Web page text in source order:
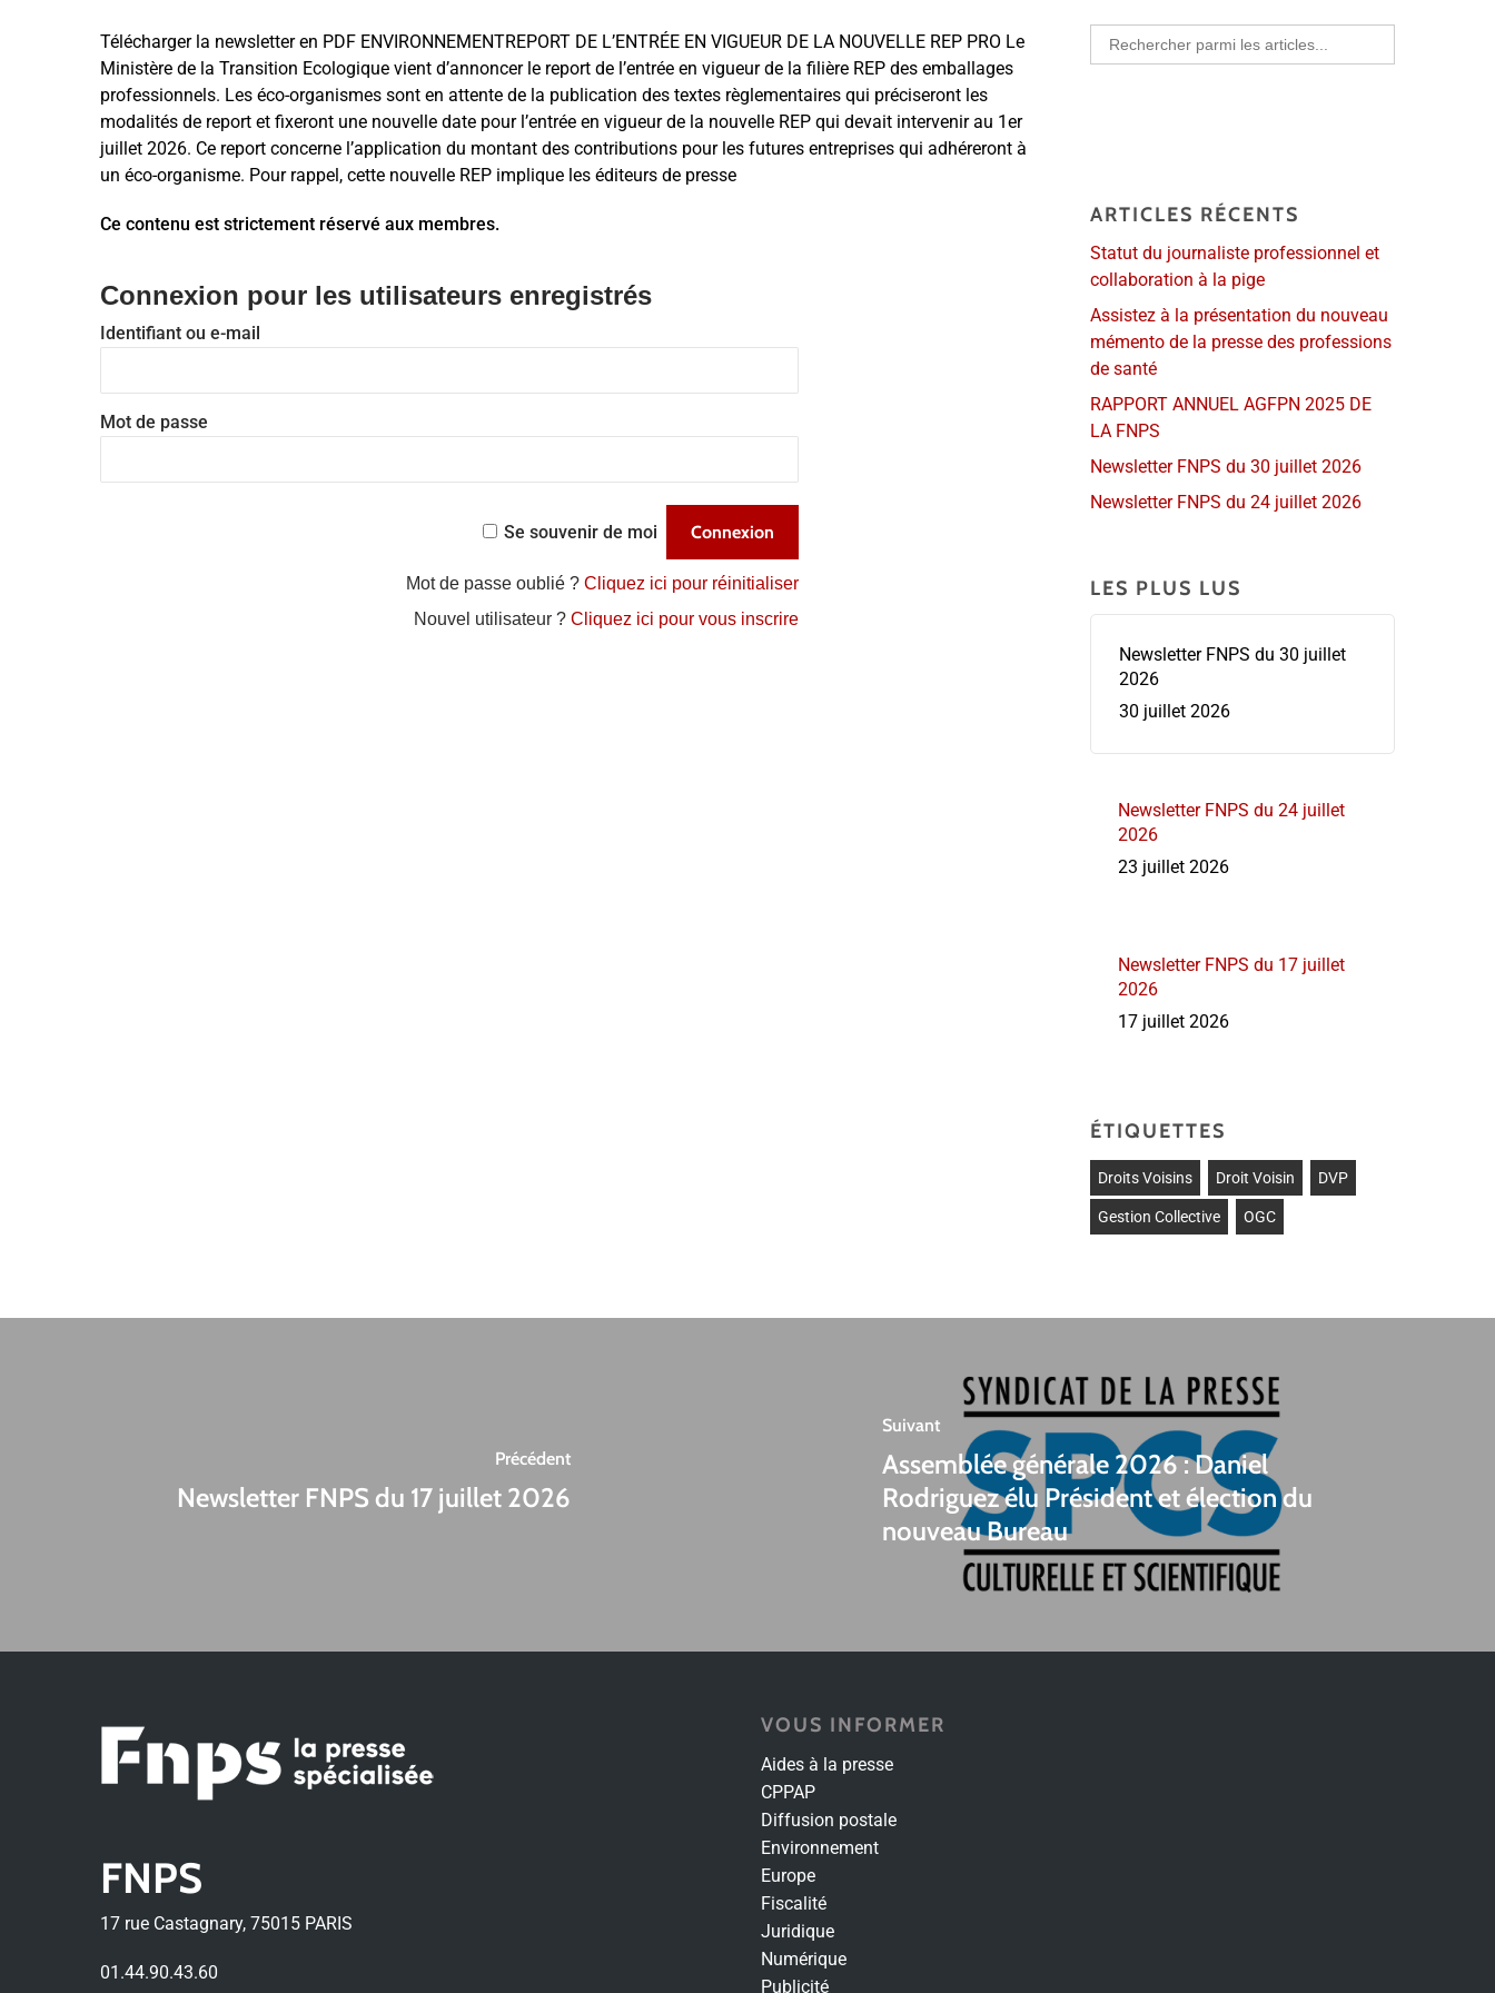
Télécharger la newsletter en PDF ENVIRONNEMENTREPORT DE L’ENTRÉE EN VIGUEUR DE LA NOUVELLE REP PRO Le
Ministère de la Transition Ecologique vient d’annoncer le report de l’entrée en vigueur de la filière REP des emballages
professionnels. Les éco-organismes sont en attente de la publication des textes règlementaires qui préciseront les
modalités de report et fixeront une nouvelle date pour l’entrée en vigueur de la nouvelle REP qui devait intervenir au 1er
juillet 2026. Ce report concerne l’application du montant des contributions pour les futures entreprises qui adhéreront à
un éco-organisme. Pour rappel, cette nouvelle REP implique les éditeurs de presse
Ce contenu est strictement réservé aux membres.
Connexion pour les utilisateurs enregistrés
Identifiant ou e-mail
Mot de passe
Se souvenir de moi
Mot de passe oublié ? Cliquez ici pour réinitialiser
Nouvel utilisateur ? Cliquez ici pour vous inscrire
Search
for:
ARTICLES RÉCENTS
Statut du journaliste professionnel et
collaboration à la pige
Assistez à la présentation du nouveau
mémento de la presse des professions
de santé
RAPPORT ANNUEL AGFPN 2025 DE
LA FNPS
Newsletter FNPS du 30 juillet 2026
Newsletter FNPS du 24 juillet 2026
LES PLUS LUS
Newsletter FNPS du 30 juillet
2026
30 juillet 2026
Newsletter FNPS du 24 juillet
2026
23 juillet 2026
Newsletter FNPS du 17 juillet
2026
17 juillet 2026
ÉTIQUETTES
Droits Voisins Droit Voisin DVP
Gestion Collective OGC
Précédent
Newsletter FNPS du 17 juillet 2026
Suivant
Assemblée générale 2026 : Daniel
Rodriguez élu Président et élection du
nouveau Bureau
FNPS
17 rue Castagnary, 75015 PARIS
01.44.90.43.60
VOUS INFORMER
Aides à la presse
CPPAP
Diffusion postale
Environnement
Europe
Fiscalité
Juridique
Numérique
Publicité